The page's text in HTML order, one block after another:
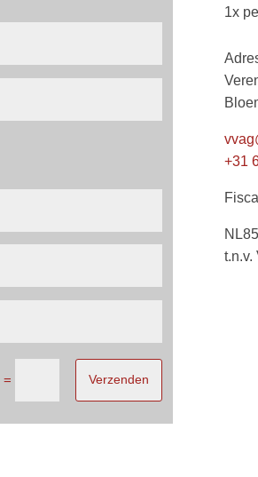
= Verzenden
1x
+31
t.n.v.